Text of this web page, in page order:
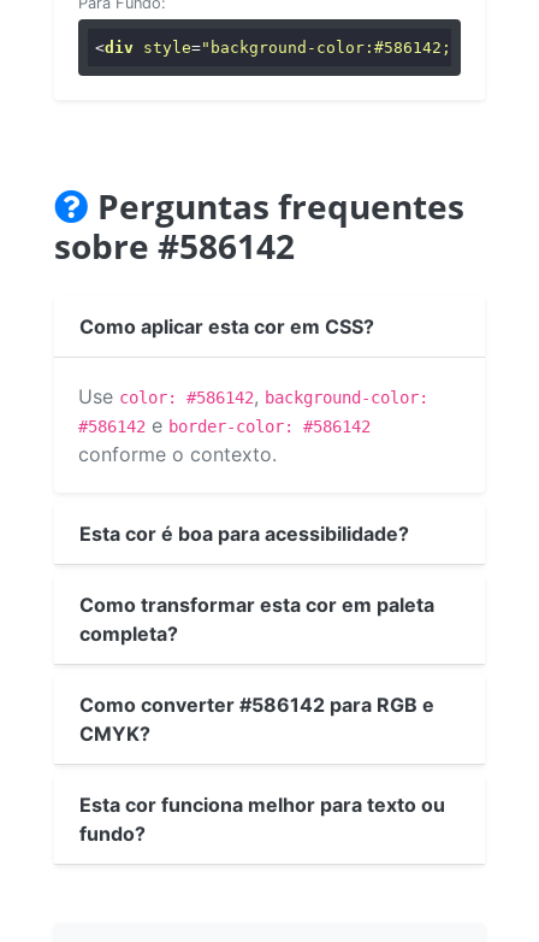
<div style="background-color:#586142;"
Perguntas frequentes
sobre #586142
Como aplicar esta cor em CSS?
Use color: #586142, background-color:
#586142 e border-color: #586142
conforme o contexto.
Esta cor é boa para acessibilidade?
Como transformar esta cor em paleta
completa?
Como converter #586142 para RGB e
CMYK?
Esta cor funciona melhor para texto ou
fundo?